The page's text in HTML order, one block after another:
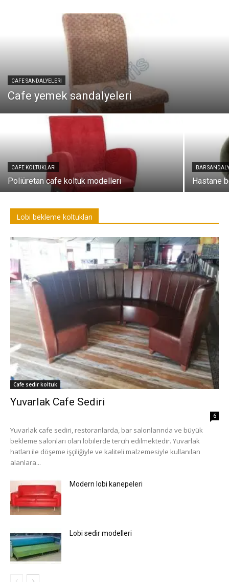
CAFE SANDALYELERI
Cafe yemek sandalyeleri
CAFE KOLTUKLARI
Poliüretan cafe koltuk modelleri
BAR
Hastane
Lobi bekleme koltukları
Cafe sedir koltuk
Yuvarlak Cafe Sediri
6
Yuvarlak cafe sediri, restoranlarda, bar salonlarında ve büyük
bekleme salonları olan lobilerde tercih edilmektedir. Yuvarlak
hatları ile döşeme işçiliğiyle ve kaliteli malzemesiyle kullanılan
alanlara...
Modern lobi kanepeleri
Lobi sedir modelleri